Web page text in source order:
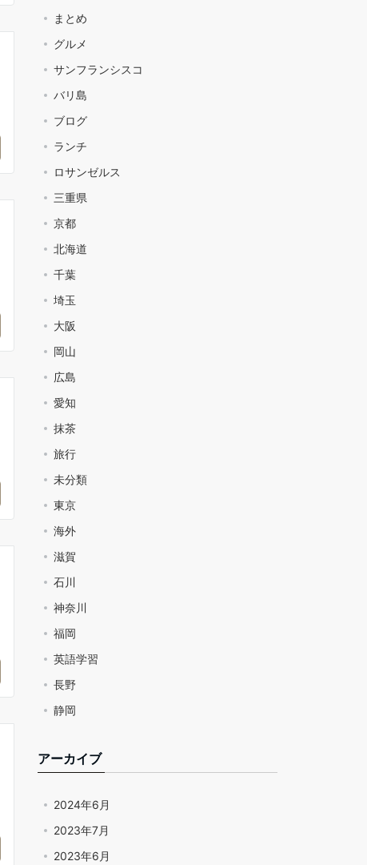
まとめ
グルメ
サンフランシスコ
バリ島
ブログ
ランチ
ロサンゼルス
三重県
京都
北海道
千葉
埼玉
大阪
岡山
広島
愛知
抹茶
旅行
未分類
東京
海外
滋賀
石川
神奈川
福岡
英語学習
長野
静岡
アーカイブ
2024年6月
2023年7月
2023年6月